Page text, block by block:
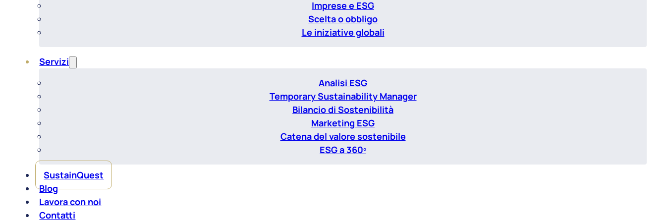
Imprese e ESG
Scelta o obbligo
Le iniziative globali
Servizi
Analisi ESG
Temporary Sustainability Manager
Bilancio di Sostenibilità
Marketing ESG
Catena del valore sostenibile
ESG a 360º
SustainQuest
Blog
Lavora con noi
Contatti